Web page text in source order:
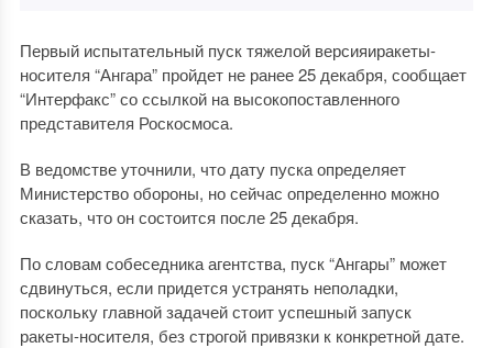
Первый испытательный пуск тяжелой версияиракеты-
носителя “Ангара” пройдет не ранее 25 декабря, сообщает
“Интерфакс” со ссылкой на высокопоставленного
представителя Роскосмоса.
В ведомстве уточнили, что дату пуска определяет
Министерство обороны, но сейчас определенно можно
сказать, что он состоится после 25 декабря.
По словам собеседника агентства, пуск “Ангары” может
сдвинуться, если придется устранять неполадки,
поскольку главной задачей стоит успешный запуск
ракеты-носителя, без строгой привязки к конкретной дате.